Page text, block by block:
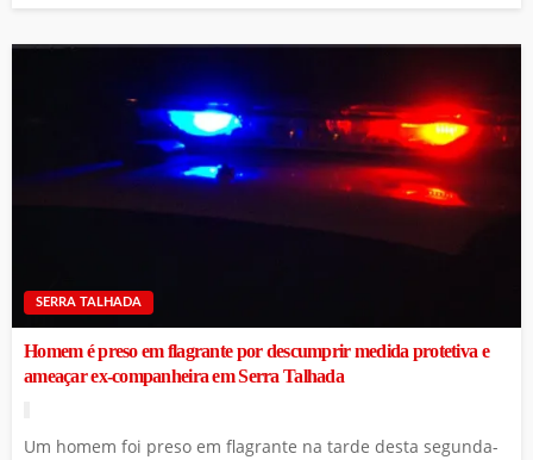
SERRA TALHADA
Homem é preso em flagrante por descumprir medida protetiva e
ameaçar ex-companheira em Serra Talhada
Um homem foi preso em flagrante na tarde desta segunda-